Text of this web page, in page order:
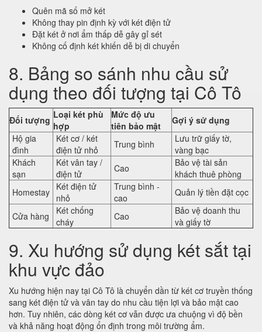
Quên mã số mở két
Không thay pin định kỳ với két điện tử
Đặt két ở nơi ẩm thấp dễ gây gỉ sét
Không cố định két khiến dễ bị di chuyển
8. Bảng so sánh nhu cầu sử
dụng theo đối tượng tại Cô Tô
Đối tượng Loại két phù
hợp
Mức độ ưu
tiên bảo mật
Gợi ý sử dụng
Hộ gia
đình
Két cơ / két
điện tử nhỏ
Trung bình
Lưu trữ giấy tờ,
vàng bạc
Khách
sạn
Két vân tay /
điện tử
Cao
Bảo vệ tài sản
khách thuê phòng
Homestay Két điện tử
nhỏ
Trung bình -
cao
Quản lý tiền đặt cọc
Cửa hàng
Két chống
cháy
Cao
Bảo vệ doanh thu
và giấy tờ
9. Xu hướng sử dụng két sắt tại
khu vực đảo
Xu hướng hiện nay tại Cô Tô là chuyển dần từ két cơ truyền thống
sang két điện tử và vân tay do nhu cầu tiện lợi và bảo mật cao
hơn. Tuy nhiên, các dòng két cơ vẫn được ưa chuộng vì độ bền
và khả năng hoạt động ổn định trong môi trường ẩm.